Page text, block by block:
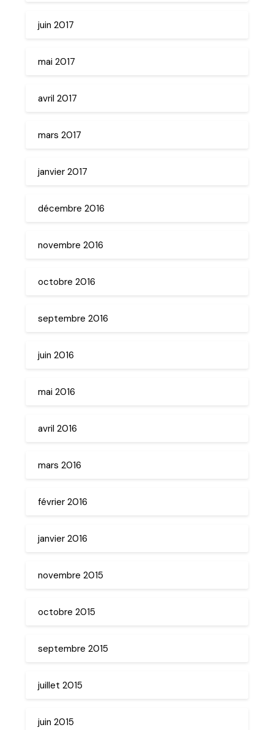
juin 2017
mai 2017
avril 2017
mars 2017
janvier 2017
décembre 2016
novembre 2016
octobre 2016
septembre 2016
juin 2016
mai 2016
avril 2016
mars 2016
février 2016
janvier 2016
novembre 2015
octobre 2015
septembre 2015
juillet 2015
juin 2015